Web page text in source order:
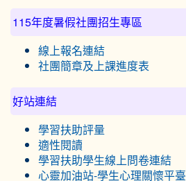
115年度暑假社團招生專區
線上報名連結
社團簡章及上課進度表
好站連結
學習扶助評量
適性閱讀
學習扶助學生線上問卷連結
心靈加油站-學生心理關懷平臺